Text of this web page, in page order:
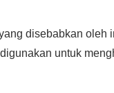
disebabkan oleh
untuk